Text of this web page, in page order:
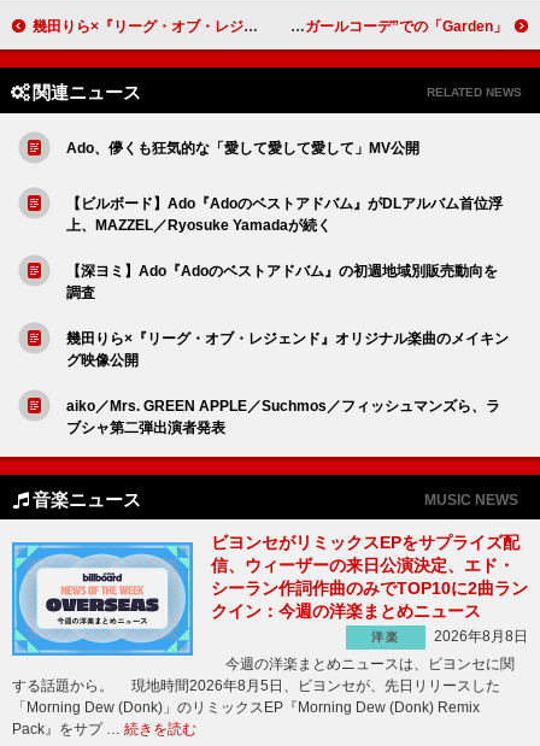
幾田りら×『リーグ・オブ・レジェンド』オリジナル楽曲のメイキング映像公開 IS:SUEによる新カバーシリーズ「TIE'm IS:SUE」始動、第1弾は“サマーガールコーデ”での「Garden」
関連ニュース RELATED NEWS
Ado、儚くも狂気的な「愛して愛して愛して」MV公開
【ビルボード】Ado『Adoのベストアドバム』がDLアルバム首位浮
上、MAZZEL／Ryosuke Yamadaが続く
【深ヨミ】Ado『Adoのベストアドバム』の初週地域別販売動向を
調査
幾田りら×『リーグ・オブ・レジェンド』オリジナル楽曲のメイキン
グ映像公開
aiko／Mrs. GREEN APPLE／Suchmos／フィッシュマンズら、ラ
ブシャ第二弾出演者発表
音楽ニュース MUSIC NEWS
ビヨンセがリミックスEPをサプライズ配
信、ウィーザーの来日公演決定、エド・
シーラン作詞作曲のみでTOP10に2曲ラン
クイン：今週の洋楽まとめニュース
洋楽
2026年8月8日
今週の洋楽まとめニュースは、ビヨンセに関
する話題から。 現地時間2026年8月5日、ビヨンセが、先日リリースした
「Morning Dew (Donk)」のリミックスEP『Morning Dew (Donk) Remix
Pack』をサプ … 続きを読む